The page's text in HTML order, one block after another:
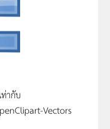
ากับ
Vectors